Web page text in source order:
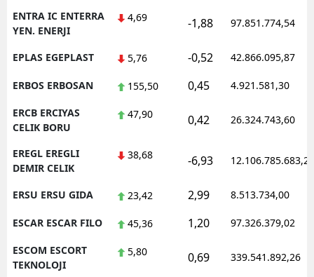
ENTRA IC ENTERRA
YEN. ENERJI
4,69 -1,88 97.851.774,54
EPLAS EGEPLAST 5,76 -0,52 42.866.095,87
ERBOS ERBOSAN 155,50 0,45 4.921.581,30
ERCB ERCIYAS
CELIK BORU
47,90 0,42 26.324.743,60
EREGL EREGLI
DEMIR CELIK
38,68 -6,93 12.106.785.683,20
ERSU ERSU GIDA 23,42 2,99 8.513.734,00
ESCAR ESCAR FILO 45,36 1,20 97.326.379,02
ESCOM ESCORT
TEKNOLOJI
5,80 0,69 339.541.892,26